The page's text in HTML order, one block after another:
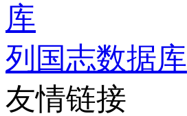
库
列国志数据库
友情链接